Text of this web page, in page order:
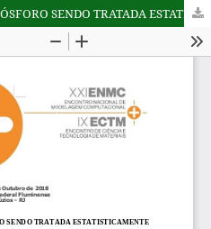
A QUEIMA DE PALITOS DE FÓSFORO SENDO TRATADA ESTATISTICAMENTE